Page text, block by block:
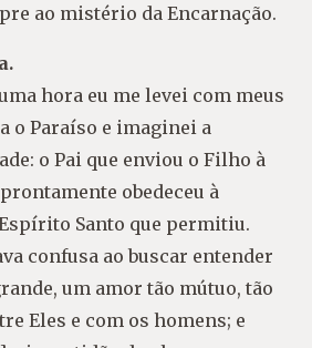
ao mistério da Encarnação.
hora eu me levei com meus
o Paraíso e imaginei a
o Pai que enviou o Filho à
obedeceu à
Santo que permitiu.
confusa ao buscar entender
um amor tão mútuo, tão
Eles e com os homens; e